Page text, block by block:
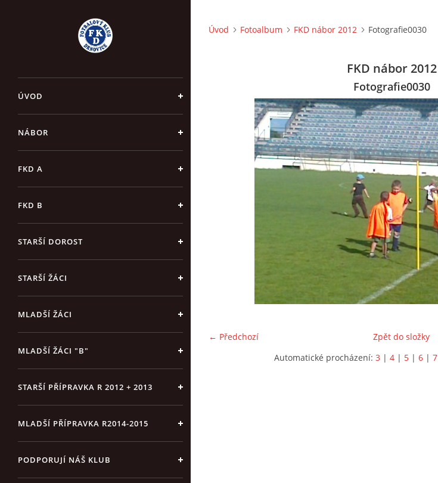
ÚVOD
NÁBOR
FKD A
FKD B
STARŠÍ DOROST
STARŠÍ ŽÁCI
MLADŠÍ ŽÁCI
MLADŠÍ ŽÁCI "B"
STARŠÍ PŘÍPRAVKA R 2012 + 2013
MLADŠÍ PŘÍPRAVKA R2014-2015
PODPORUJÍ NÁŠ KLUB
Úvod Fotoalbum FKD nábor 2012 Fotografie0030
FKD nábor 2012
Fotografie0030
← Předchozí
Zpět do složky
Automatické procházení: 3 | 4 | 5 | 6 | 7